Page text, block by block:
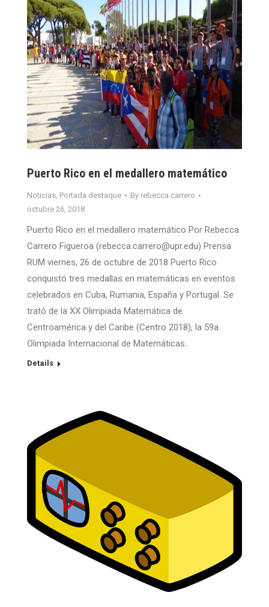
Puerto Rico en el medallero matemático
Noticias, Portada destaque By rebecca.carrero
octubre 26, 2018
Puerto Rico en el medallero matemático Por Rebecca
Carrero Figueroa (rebecca.carrero@upr.edu) Prensa
RUM viernes, 26 de octubre de 2018 Puerto Rico
conquistó tres medallas en matemáticas en eventos
celebrados en Cuba, Rumania, España y Portugal. Se
trató de la XX Olimpiada Matemática de
Centroamérica y del Caribe (Centro 2018), la 59a.
Olimpiada Internacional de Matemáticas…
Details